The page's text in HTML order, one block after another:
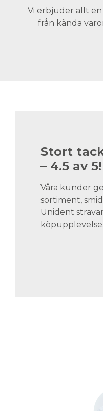
Vi erbjuder allt
från kända
Stort
– 4.5 av 5!
Våra kunder
sortiment,
Unident
köpupplevelse.